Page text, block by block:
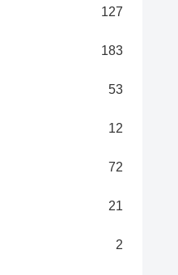
127
183
53
12
72
21
2